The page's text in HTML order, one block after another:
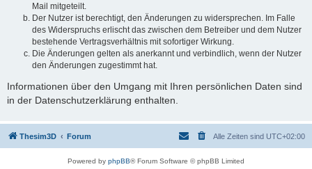
Mail mitgeteilt.
Der Nutzer ist berechtigt, den Änderungen zu widersprechen. Im Falle
des Widerspruchs erlischt das zwischen dem Betreiber und dem Nutzer
bestehende Vertragsverhältnis mit sofortiger Wirkung.
Die Änderungen gelten als anerkannt und verbindlich, wenn der Nutzer
den Änderungen zugestimmt hat.
Informationen über den Umgang mit Ihren persönlichen Daten sind
in der Datenschutzerklärung enthalten.
Thesim3D Forum Alle Zeiten sind UTC+02:00
Powered by phpBB® Forum Software © phpBB Limited